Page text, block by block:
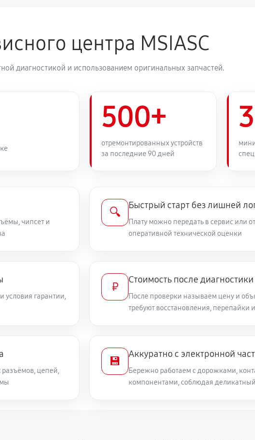
центра MSIASC
диагностикой и использованием оригинальных запчастей.
500+
отремонтированных устройств
за последние 90 дней
3
чипсет и
🔍
Быстрый старт без лишней
Плату можно передать в сервис или
оперативной технической оценки
условия гарантии,
₽
Стоимость после
После проверки называем цену и
требуют восстановления, перепайки
цепей,
💾
Аккуратно с электронной
Бережно работаем с дорожками,
компонентами, соблюдая